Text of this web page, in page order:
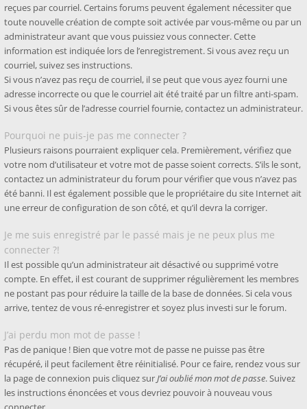
reçues par courriel. Certains forums peuvent également nécessiter que
toute nouvelle création de compte soit activée par vous-même ou par un
administrateur avant que vous puissiez vous connecter. Cette
information est indiquée lors de l’enregistrement. Si vous avez reçu un
courriel, suivez ses instructions.
Si vous n’avez pas reçu de courriel, il se peut que vous ayez fourni une
adresse incorrecte ou que le courriel ait été traité par un filtre anti-spam.
Si vous êtes sûr de l’adresse courriel fournie, contactez un administrateur.
Pourquoi ne puis-je pas me connecter ?
Plusieurs raisons pourraient expliquer cela. Premièrement, vérifiez que
votre nom d’utilisateur et votre mot de passe soient corrects. S’ils le sont,
contactez un administrateur du forum pour vérifier que vous n’avez pas
été banni. Il est également possible que le propriétaire du site Internet ait
une erreur de configuration de son côté, et qu’il devra la corriger.
Je me suis enregistré par le passé mais je ne peux plus me
connecter ?!
Il est possible qu’un administrateur ait désactivé ou supprimé votre
compte. En effet, il est courant de supprimer régulièrement les membres
ne postant pas pour réduire la taille de la base de données. Si cela vous
arrive, tentez de vous ré-enregistrer et soyez plus investi sur le forum.
J’ai perdu mon mot de passe !
Pas de panique ! Bien que votre mot de passe ne puisse pas être
récupéré, il peut facilement être réinitialisé. Pour ce faire, rendez vous sur
la page de connexion puis cliquez surJ’ai oublié mon mot de passe. Suivez
les instructions énoncées et vous devriez pouvoir à nouveau vous